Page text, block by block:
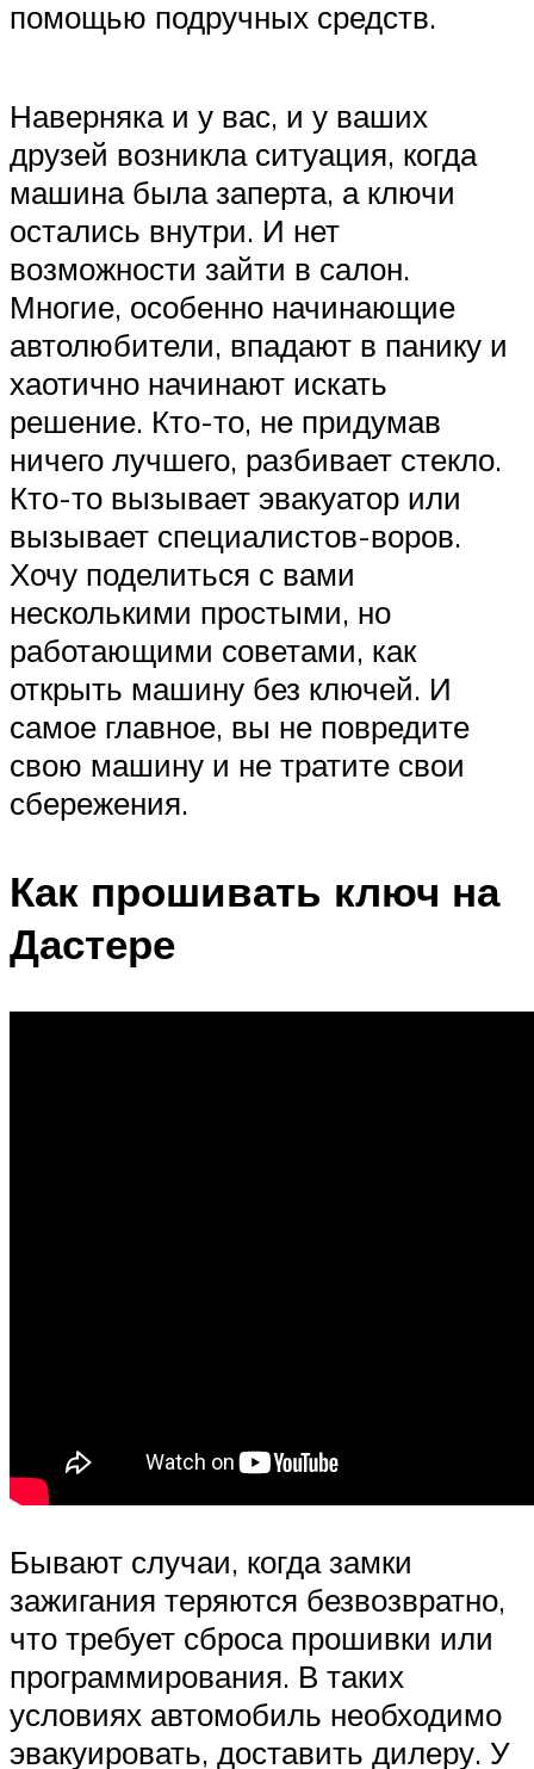
помощью подручных средств.
Наверняка и у вас, и у ваших
друзей возникла ситуация, когда
машина была заперта, а ключи
остались внутри. И нет
возможности зайти в салон.
Многие, особенно начинающие
автолюбители, впадают в панику и
хаотично начинают искать
решение. Кто-то, не придумав
ничего лучшего, разбивает стекло.
Кто-то вызывает эвакуатор или
вызывает специалистов-воров.
Хочу поделиться с вами
несколькими простыми, но
работающими советами, как
открыть машину без ключей. И
самое главное, вы не повредите
свою машину и не тратите свои
сбережения.
Как прошивать ключ на
Дастере
Бывают случаи, когда замки
зажигания теряются безвозвратно,
что требует сброса прошивки или
программирования. В таких
условиях автомобиль необходимо
эвакуировать, доставить дилеру. У